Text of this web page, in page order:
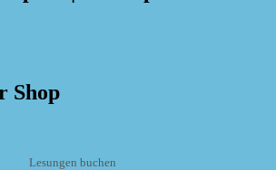
Shop
Lesungen buchen